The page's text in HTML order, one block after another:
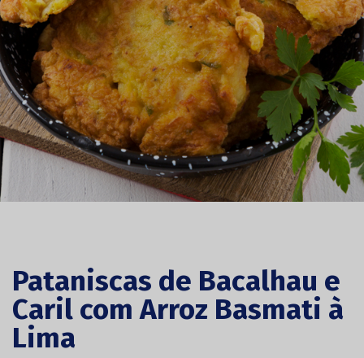
Pataniscas de Bacalhau e
Caril com Arroz Basmati à
Lima